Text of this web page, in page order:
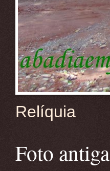
Relíquia
Foto antiga